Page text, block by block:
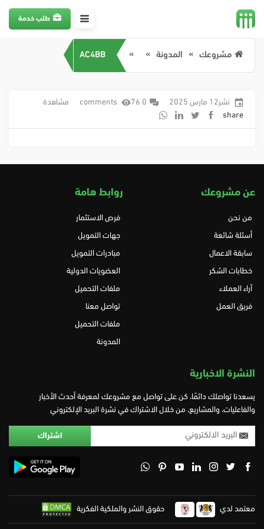
طلب خدمة
مشروعك المدونة AC4BB
نشر12 مارس 2025 0 comments 76 مشاهدة
share
عن مشروعك
من نحن
أسئلة شائعة
سابقة الاعمال
خطابات الشكر
آراء العملاء
فريق العمل
روابط هامة
فرص الاستثمار
جهات التمويل
مبادرات التمويل
العضويات الدولية
ملفات التحميل
تواصل معنا
ملفات التحميل
المدونة
النشرة الاخبارية
يسعدنا تواصلك دائمًا، كن على تواصل مع مشروعك لمعرفة أحدث الأخبار
والفاعليات، والمشاريع، من خلال الاشتراك في نشرة البريد الإلكتروني
معتمد لدي حقوق النشر والملكية الفكرية